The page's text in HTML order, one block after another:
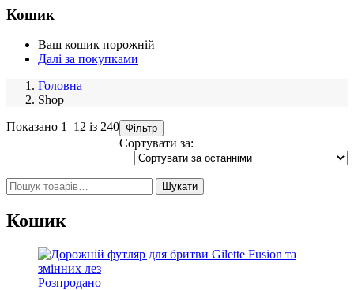
Кошик
Ваш кошик порожній
Далі за покупками
Головна
Shop
Показано 1–12 із 240Sorted
by
latest
Фільтр
Сортувати за:
Шукати: Шукати
Кошик
Розпродано